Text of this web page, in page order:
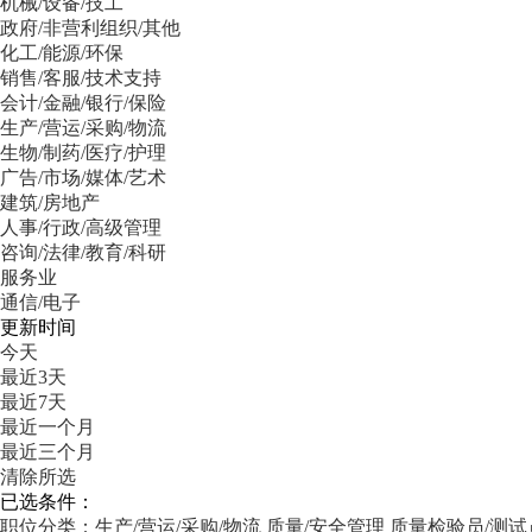
政府/非营利组织/其他
化工/能源/环保
销售/客服/技术支持
会计/金融/银行/保险
生产/营运/采购/物流
生物/制药/医疗/护理
广告/市场/媒体/艺术
建筑/房地产
人事/行政/高级管理
咨询/法律/教育/科研
服务业
通信/电子
更新时间
今天
最近3天
最近7天
最近一个月
最近三个月
清除所选
已选条件：
职位分类：生产/营运/采购/物流 质量/安全管理 质量检验员/测试